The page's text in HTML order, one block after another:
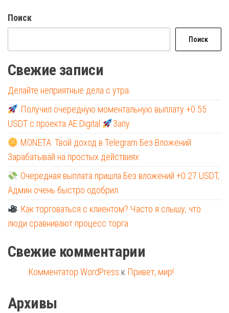
Поиск
Поиск
Свежие записи
Делайте неприятные дела с утра.
Получил очередную моментальную выплату +0.55
USDT с проекта AE Digital
Запу
MONETA: Твой доход в Telegram Без Вложений
Зарабатывай на простых действиях:
Очередная выплата пришла Без вложений +0.27 USDT,
Админ очень быстро одобрил
Как торговаться с клиентом? Часто я слышу, что
люди сравнивают процесс торга
Свежие комментарии
Комментатор WordPress к Привет, мир!
Архивы